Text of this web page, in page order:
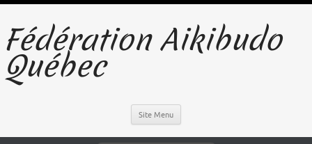
Fédération Aikibudo
Québec
Site Menu